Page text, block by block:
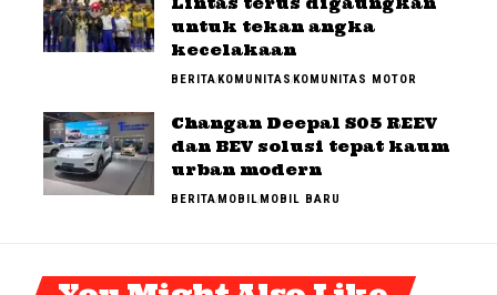
untuk tekan angka
kecelakaan
BERITAKOMUNITASKOMUNITAS MOTOR
Changan Deepal S05 REEV
dan BEV solusi tepat kaum
urban modern
BERITAMOBILMOBIL BARU